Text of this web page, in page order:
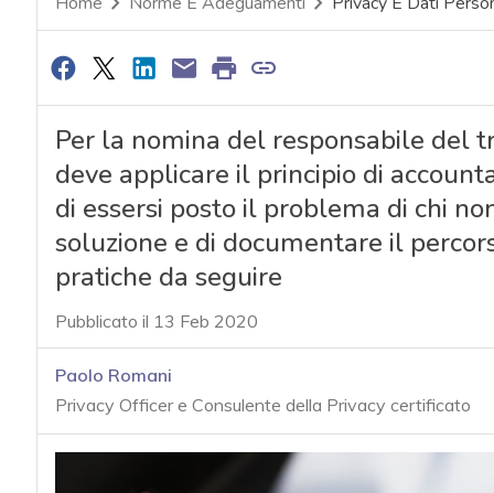
Per la nomina del responsabile
deve applicare il principio di
di essersi posto il problema di chi
soluzione e di documentare il
pratiche da seguire
Pubblicato il 13 Feb 2020
Paolo Romani
Privacy Officer e Consulente della Privacy certificato